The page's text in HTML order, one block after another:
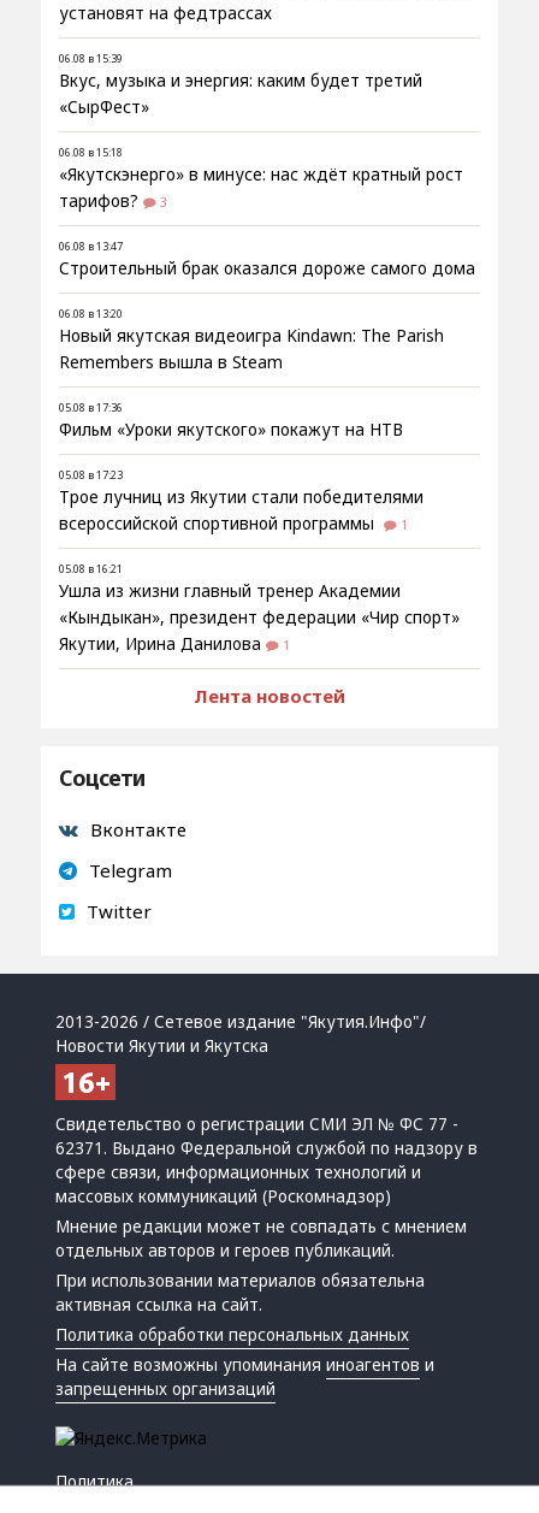
установят на федтрассах
06.08 в 15:39
Вкус, музыка и энергия: каким будет третий
«СырФест»
06.08 в 15:18
«Якутскэнерго» в минусе: нас ждёт кратный рост
тарифов?
3
06.08 в 13:47
Строительный брак оказался дороже самого дома
06.08 в 13:20
Новый якутская видеоигра Kindawn: The Parish
Remembers вышла в Steam
05.08 в 17:36
Фильм «Уроки якутского» покажут на НТВ
05.08 в 17:23
Трое лучниц из Якутии стали победителями
всероссийской спортивной программы
1
05.08 в 16:21
Ушла из жизни главный тренер Академии
«Кындыкан», президент федерации «Чир спорт»
Якутии, Ирина Данилова
1
Лента новостей
Соцсети
Вконтакте
Telegram
Twitter
2013-2026 / Сетевое издание "Якутия.Инфо"/
Новости Якутии и Якутска
Свидетельство о регистрации СМИ ЭЛ № ФС 77 -
62371. Выдано Федеральной службой по надзору в
сфере связи, информационных технологий и
массовых коммуникаций (Роскомнадзор)
Мнение редакции может не совпадать с мнением
отдельных авторов и героев публикаций.
При использовании материалов обязательна
активная ссылка на сайт.
Политика обработки персональных данных
На сайте возможны упоминанияиноагентов и
запрещенных организаций
Политика